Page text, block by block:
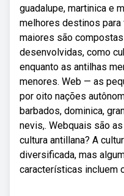
guadalupe, martinica e
melhores destinos para
maiores são
desenvolvidas, como
enquanto as antilhas
menores. Web — as
por oito nações
barbados, dominica,
nevis,. Webquais são
cultura antillana? A
diversificada, mas
características incluem